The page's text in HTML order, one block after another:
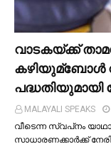
വാടകയ്ക്ക്
കഴിയുമ്ബോള്‍
MALAYALI SPEAKS
വീടെന്ന സ്വപ്‌നം
സാധാരണക്കാര്‍ക്ക്